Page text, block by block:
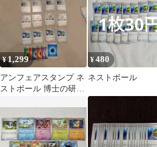
¥1,299
アンフェアスタンプ ネ
ストボール 博士の研究
¥480
ネストボール